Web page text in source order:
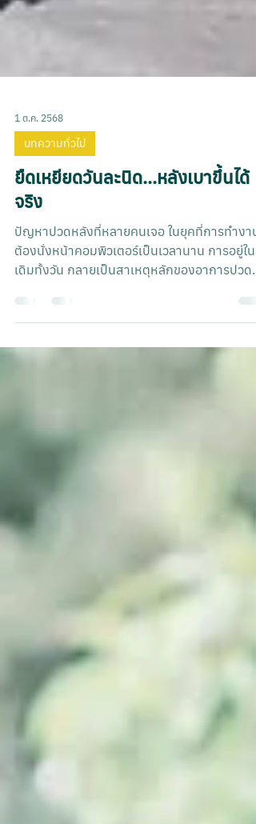
1 ต.ค. 2568
บทความทั่วไป
ยืดเหยียดวันละนิด...หลังเบาขึ้นได้
จริง
ปัญหาปวดหลังที่หลายคนเจอ ในยุคที่การทำงาน
เดิมทั้งวัน กลายเป็นสาเหตุหลักของอาการปวด